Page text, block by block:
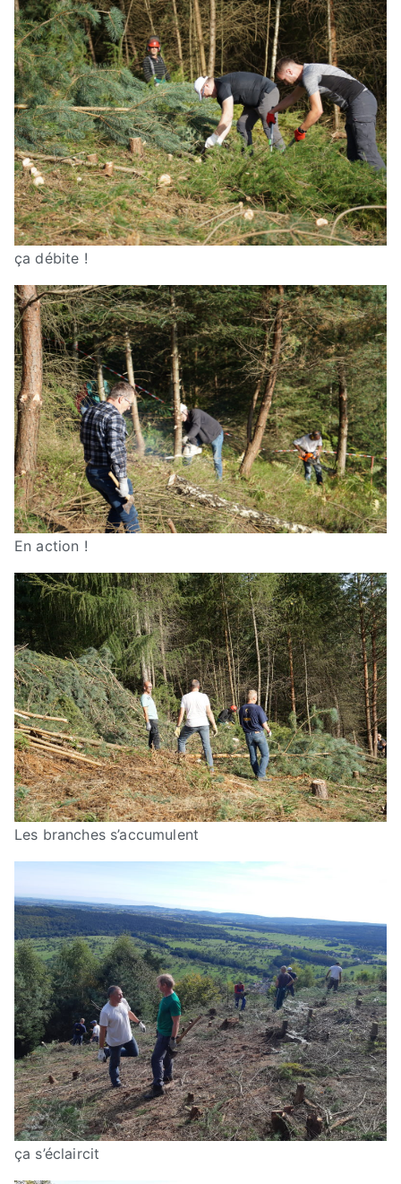
ça débite !
En action !
Les branches s’accumulent
ça s’éclaircit